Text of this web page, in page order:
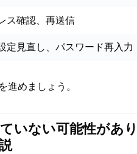
ス確認、再送信
定見直し、パスワード再入力
進めましょう。
いない可能性があ